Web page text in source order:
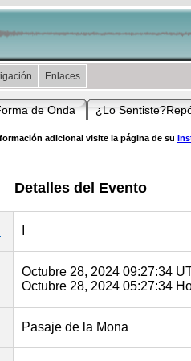
Enlaces
de Onda ¿Lo
adicional visite la página de su
Detalles del Evento
Octubre 28, 2024 09:27:34
Octubre 28, 2024 05:27:34
Pasaje de la Mona